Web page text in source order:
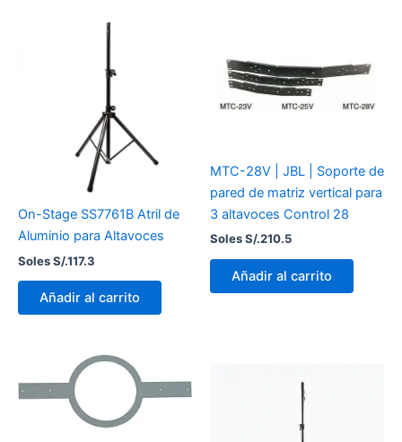
On-Stage SS7761B Atril de
Aluminio para Altavoces
Soles S/.117.3
Añadir al carrito
MTC-28V | JBL | Soporte de
pared de matriz vertical para
3 altavoces Control 28
Soles S/.210.5
Añadir al carrito